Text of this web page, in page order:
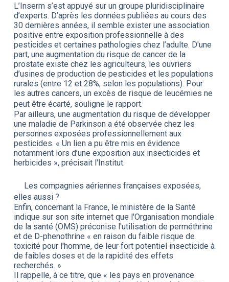
L’Inserm s’est appuyé sur un groupe pluridisciplinaire
d’experts. D’après les données publiées au cours des
30 dernières années, il semble exister une association
positive entre exposition professionnelle à des
pesticides et certaines pathologies chez l’adulte. D'une
part, une augmentation du risque de cancer de la
prostate existe chez les agriculteurs, les ouvriers
d’usines de production de pesticides et les populations
rurales (entre 12 et 28%, selon les populations). Pour
les autres cancers, un excès de risque de leucémies ne
peut être écarté, souligne le rapport.
Par ailleurs, une augmentation du risque de développer
une maladie de Parkinson a été observée chez les
personnes exposées professionnellement aux
pesticides. « Un lien a pu être mis en évidence
notamment lors d’une exposition aux insecticides et
herbicides », précisait l'Institut.
Les compagnies aériennes françaises exposées,
elles aussi ?
Enfin, concernant la France, le ministère de la Santé
indique sur son site internet que l'Organisation mondiale
de la santé (OMS) préconise l'utilisation de perméthrine
et de D-phenothrine « en raison du faible risque de
toxicité pour l'homme, de leur fort potentiel insecticide à
de faibles doses et de la rapidité des effets
recherchés. »
Il rappelle, à ce titre, que « les pays en provenance